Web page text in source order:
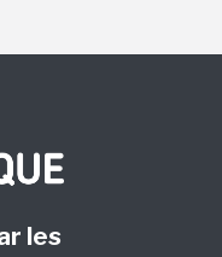
les